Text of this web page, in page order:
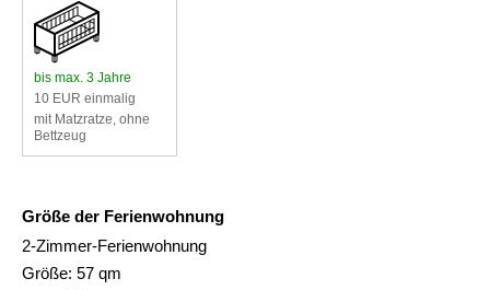
bis max. 3 Jahre
10 EUR einmalig
mit Matzratze, ohne
Bettzeug
Größe der Ferienwohnung
2-Zimmer-Ferienwohnung
Größe: 57 qm